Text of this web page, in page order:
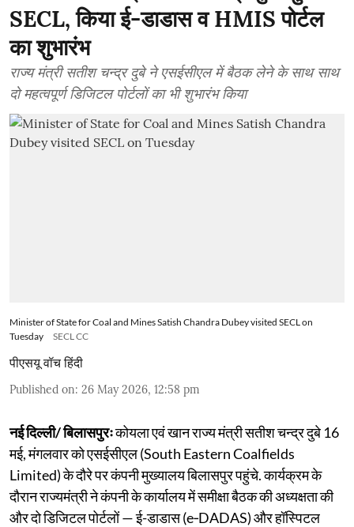
SECL, किया ई-डाडास व HMIS पोर्टल
का शुभारंभ
राज्य मंत्री सतीश चन्द्र दुबे ने एसईसीएल में बैठक लेने के साथ साथ
दो महत्वपूर्ण डिजिटल पोर्टलों का भी शुभारंभ किया
Minister of State for Coal and Mines Satish Chandra Dubey visited SECL on
Tuesday
SECL CC
पीएसयू वॉच हिंदी
Published on: 26 May 2026, 12:58 pm
नई दिल्ली/ बिलासपुरःकोयला एवं खान राज्य मंत्री सतीश चन्द्र दुबे 16
मई, मंगलवार को एसईसीएल (South Eastern Coalfields
Limited) के दौरे पर कंपनी मुख्यालय बिलासपुर पहुंचे. कार्यक्रम के
दौरान राज्यमंत्री ने कंपनी के कार्यालय में समीक्षा बैठक की अध्यक्षता की
और दो डिजिटल पोर्टलों — ई-डाडास (e‑DADAS) और हॉस्पिटल